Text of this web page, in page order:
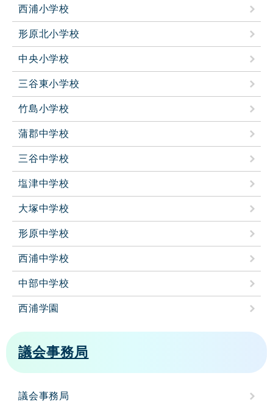
西浦小学校
形原北小学校
中央小学校
三谷東小学校
竹島小学校
蒲郡中学校
三谷中学校
塩津中学校
大塚中学校
形原中学校
西浦中学校
中部中学校
西浦学園
議会事務局
議会事務局